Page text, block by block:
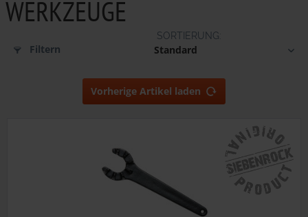
WERKZEUGE
Filtern
Vorherige Artikel laden